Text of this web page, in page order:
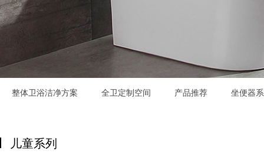
整体卫浴洁净方案 全卫定制空间 产品推荐 坐便器
儿童系列